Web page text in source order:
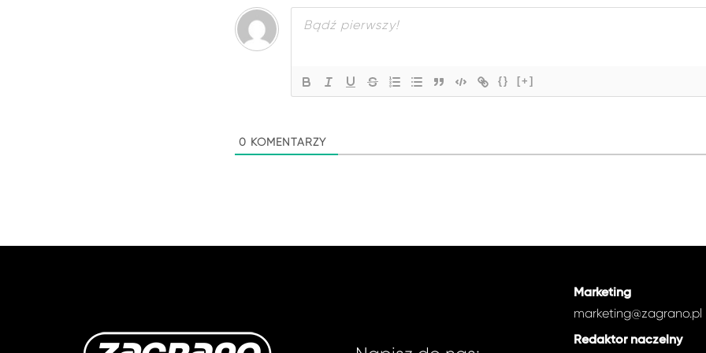
{} [+]
0 KOMENTARZY
Marketing
marketing@zagrano.pl
Redaktor naczelny